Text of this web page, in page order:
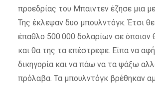
προεδρίας του Μπαιντεν έζησε μια
Της έκλεψαν δυο μπουλντόγκ. Έτσι
έπαθλο 500.000 δολαρίων σε όποιον
και θα της τα επέστρεφε. Είπα να
δικηγορία και να πάω να τα ψάξω
πρόλαβα. Τα μπουλντόγκ βρέθηκαν